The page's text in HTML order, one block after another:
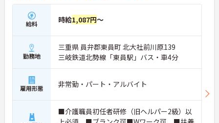
給料 時給1,087円～
勤務地
三重県 員弁郡東員町 北大社前川原139
三岐鉄道北勢線「東員駅」バス・車4分
雇用形態 非常勤・パート・アルバイト
■介護職員初任者研修（旧ヘルパー2級）以